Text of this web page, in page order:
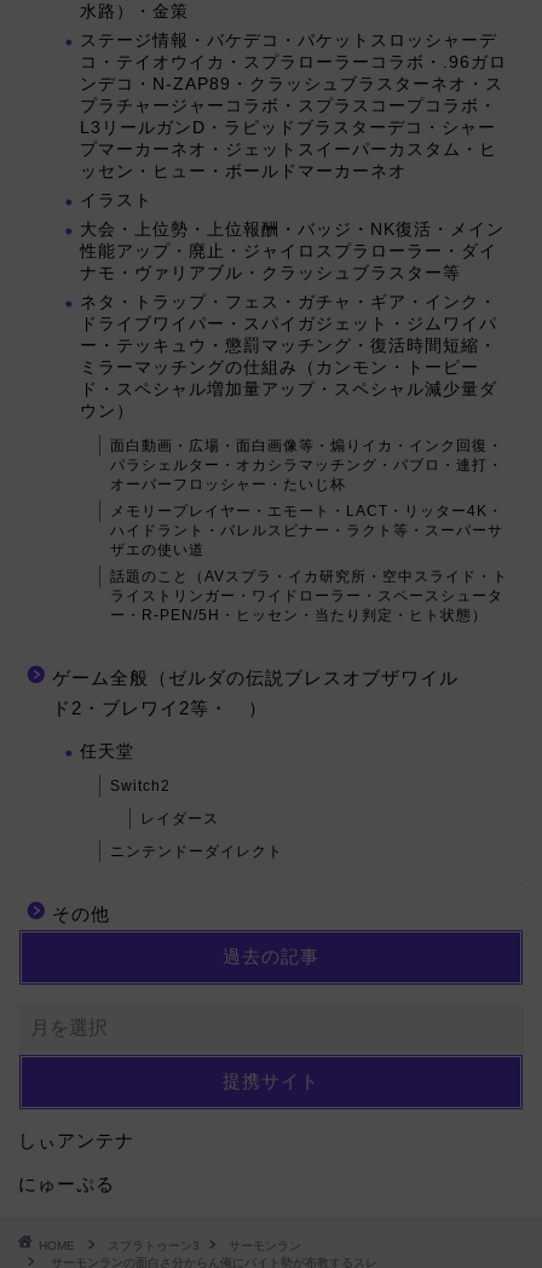
水路）・金策
ステージ情報・バケデコ・バケットスロッシャーデ
コ・テイオウイカ・スプラローラーコラボ・.96ガロ
ンデコ・N-ZAP89・クラッシュブラスターネオ・ス
プラチャージャーコラボ・スプラスコープコラボ・
L3リールガンD・ラピッドブラスターデコ・シャー
プマーカーネオ・ジェットスイーパーカスタム・ヒ
ッセン・ヒュー・ボールドマーカーネオ
イラスト
大会・上位勢・上位報酬・バッジ・NK復活・メイン
性能アップ・廃止・ジャイロスプラローラー・ダイ
ナモ・ヴァリアブル・クラッシュブラスター等
ネタ・トラップ・フェス・ガチャ・ギア・インク・
ドライブワイパー・スパイガジェット・ジムワイパ
ー・テッキュウ・懲罰マッチング・復活時間短縮・
ミラーマッチングの仕組み（カンモン・トーピー
ド・スペシャル増加量アップ・スペシャル減少量ダ
ウン）
面白動画・広場・面白画像等・煽りイカ・インク回復・
パラシェルター・オカシラマッチング・パブロ・連打・
オーバーフロッシャー・たいじ杯
メモリープレイヤー・エモート・LACT・リッター4K・
ハイドラント・バレルスピナー・ラクト等・スーパーサ
ザエの使い道
話題のこと（AVスプラ・イカ研究所・空中スライド・ト
ライストリンガー・ワイドローラー・スペースシュータ
ー・R-PEN/5H・ヒッセン・当たり判定・ヒト状態）
ゲーム全般（ゼルダの伝説ブレスオブザワイル
ド2・ブレワイ2等・ ）
任天堂
Switch2
レイダース
ニンテンドーダイレクト
その他
過去の記事
提携サイト
しぃアンテナ
にゅーぷる
HOME スプラトゥーン3
サーモンラン
サーモンランの面白さ分からん俺にバイト勢が布教するスレ